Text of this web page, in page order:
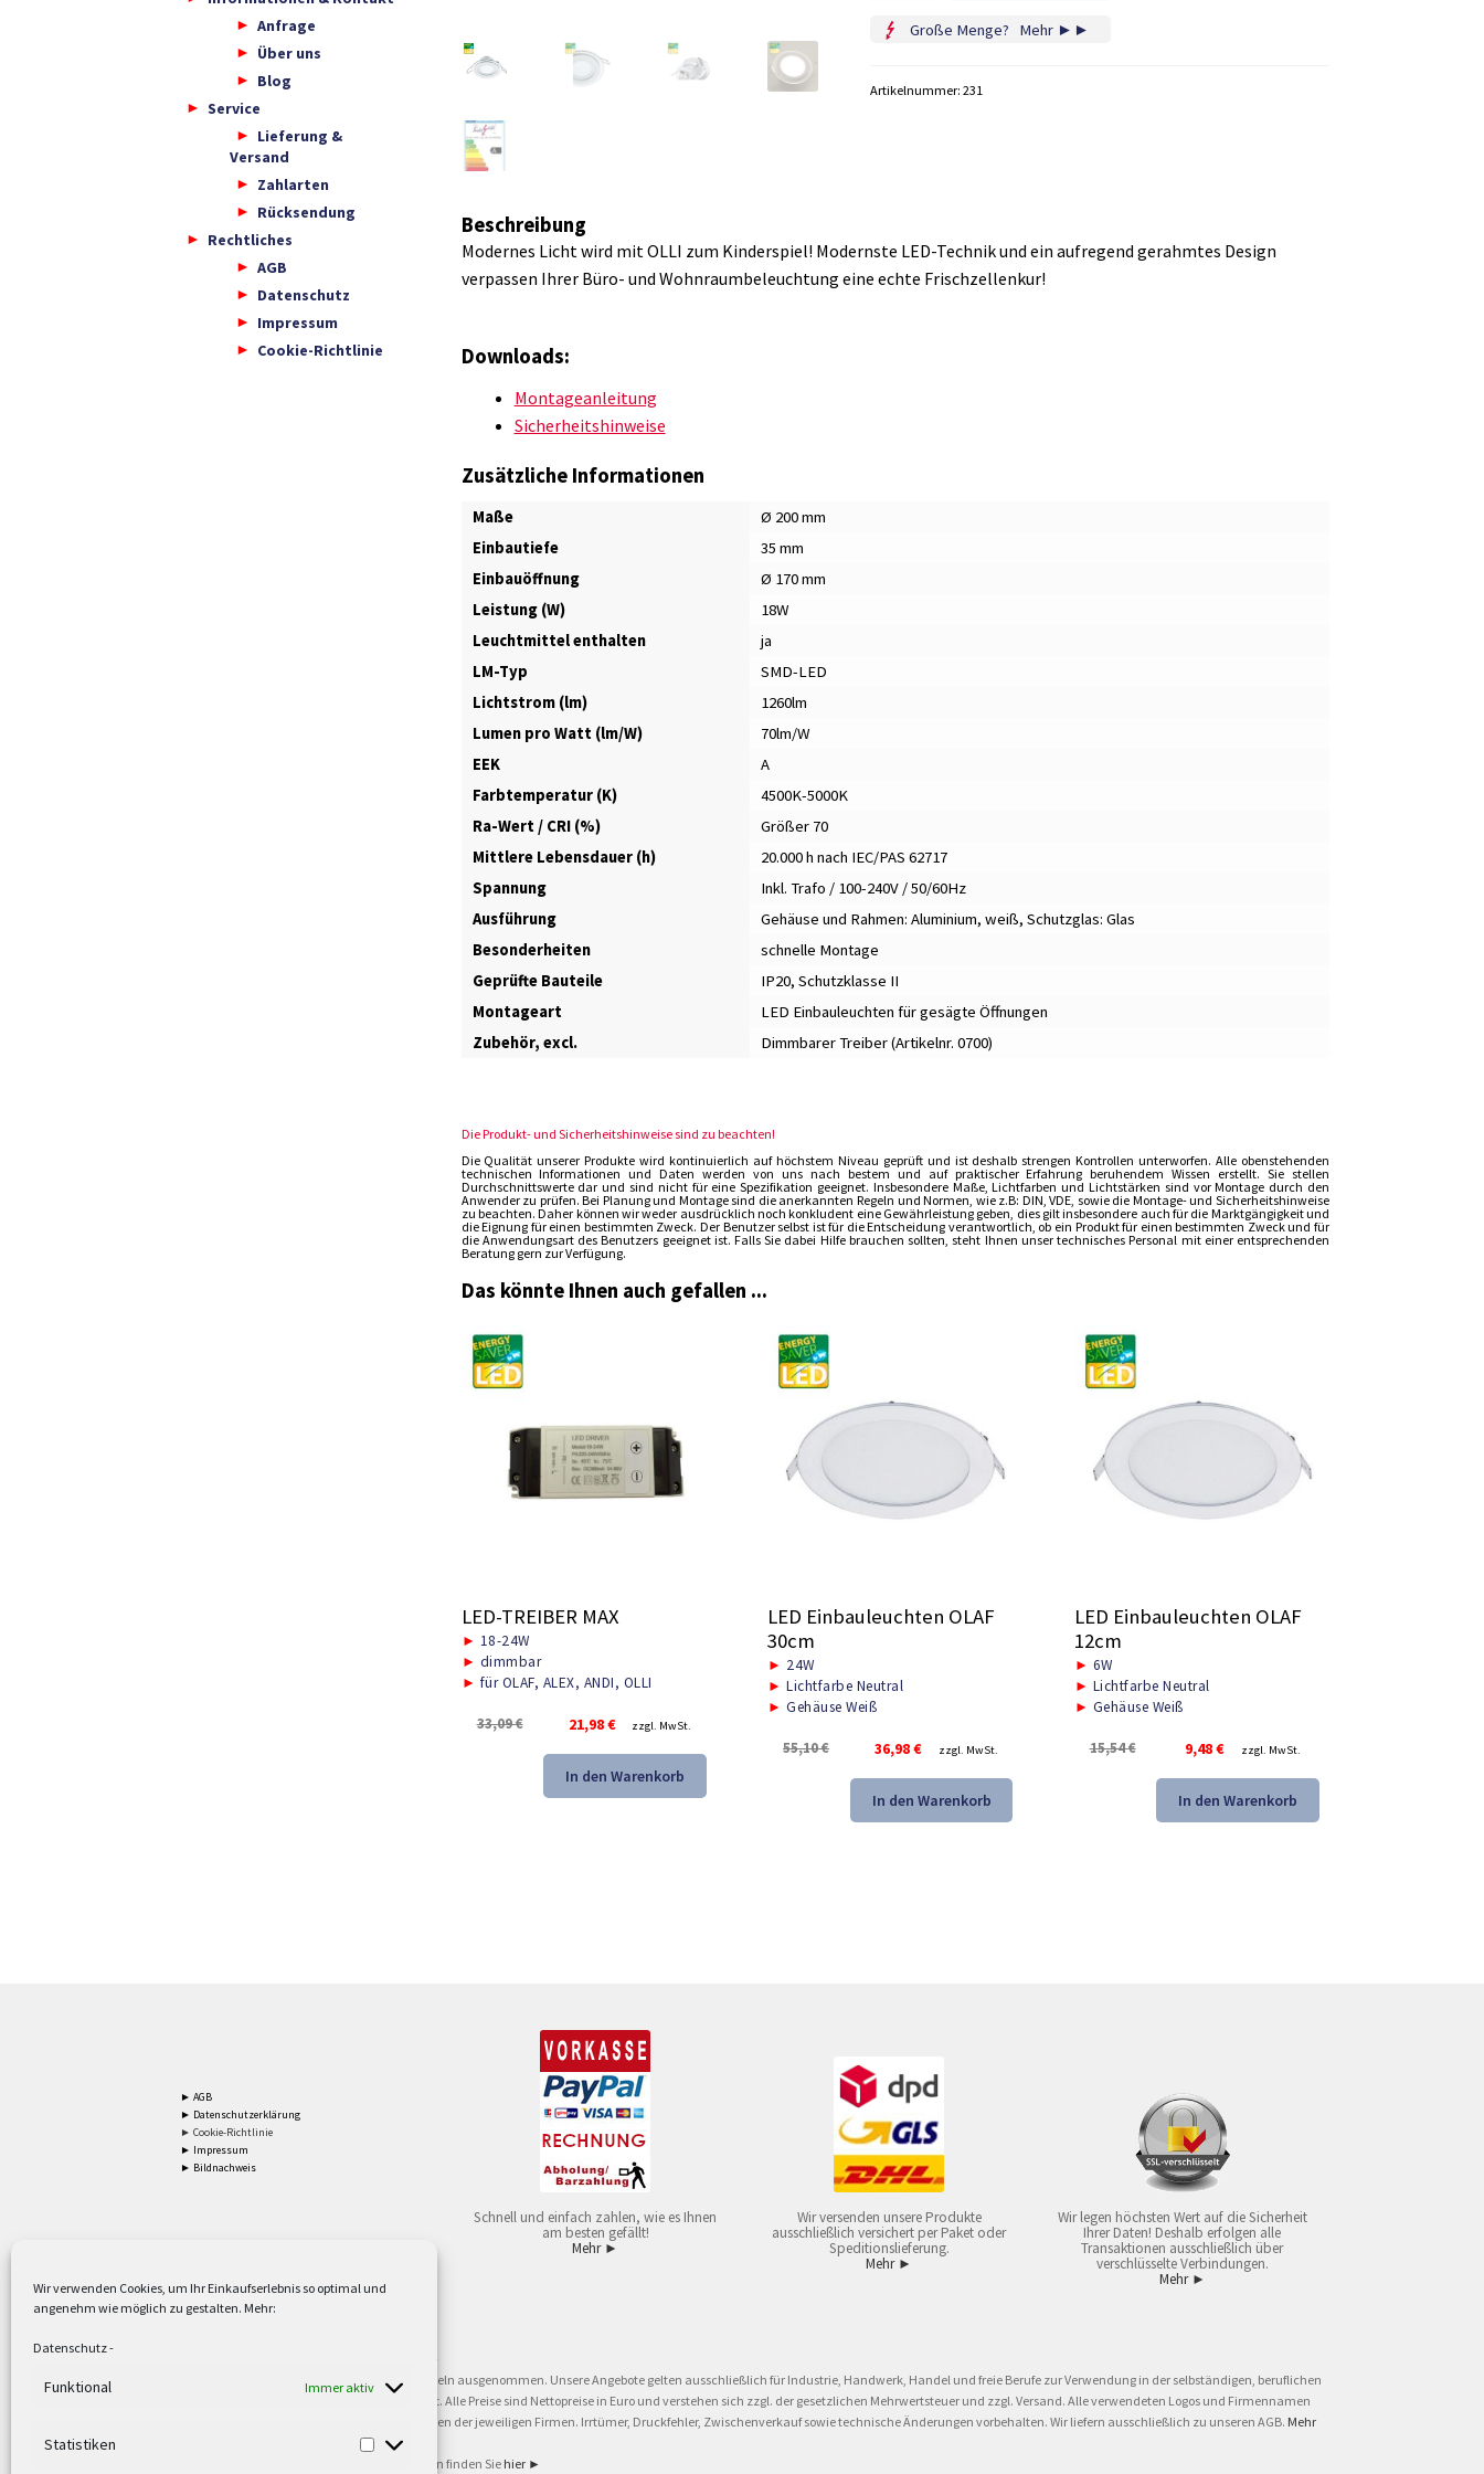
Wir verwenden Cookies, um Ihr Einkaufserlebnis so optimal und
angenehm wie möglich zu gestalten. Mehr:
Datenschutz-
Funktional Immer aktiv
Statistiken
20cm
Große Menge? Mehr ►►
Artikelnummer: 231
Beschreibung
Modernes Licht wird mit OLLI zum Kinderspiel! Modernste LED-Technik und ein aufregend gerahmtes Design
verpassen Ihrer Büro- und Wohnraumbeleuchtung eine echte Frischzellenkur!
Downloads:
Montageanleitung
Sicherheitshinweise
Zusätzliche Informationen
Maße
Ø 200 mm
Einbautiefe
35 mm
Einbauöffnung
Ø 170 mm
Leistung (W)
18W
Leuchtmittel enthalten
ja
LM-Typ
SMD-LED
Lichtstrom (lm)
1260lm
Lumen pro Watt (lm/W)
70lm/W
EEK
A
Farbtemperatur (K)
4500K-5000K
Ra-Wert / CRI (%)
Größer 70
Mittlere Lebensdauer (h)
20.000 h nach IEC/PAS 62717
Spannung
Inkl. Trafo / 100-240V / 50/60Hz
Ausführung
Gehäuse und Rahmen: Aluminium, weiß, Schutzglas: Glas
Besonderheiten
schnelle Montage
Geprüfte Bauteile
IP20, Schutzklasse II
Montageart
LED Einbauleuchten für gesägte Öffnungen
Zubehör, excl.
Dimmbarer Treiber (Artikelnr. 0700)
Die Produkt- und Sicherheitshinweise sind zu beachten!
Die Qualität unserer Produkte wird kontinuierlich auf höchstem Niveau geprüft und ist deshalb strengen Kontrollen unterworfen. Alle obenstehenden
technischen Informationen und Daten werden von uns nach bestem und auf praktischer Erfahrung beruhendem Wissen erstellt. Sie stellen
Durchschnittswerte dar und sind nicht für eine Spezifikation geeignet. Insbesondere Maße, Lichtfarben und Lichtstärken sind vor Montage durch den
Anwender zu prüfen. Bei Planung und Montage sind die anerkannten Regeln und Normen, wie z.B: DIN, VDE, sowie die Montage- und Sicherheitshinweise
zu beachten. Daher können wir weder ausdrücklich noch konkludent eine Gewährleistung geben, dies gilt insbesondere auch für die Marktgängigkeit und
die Eignung für einen bestimmten Zweck. Der Benutzer selbst ist für die Entscheidung verantwortlich, ob ein Produkt für einen bestimmten Zweck und für
die Anwendungsart des Benutzers geeignet ist. Falls Sie dabei Hilfe brauchen sollten, steht Ihnen unser technisches Personal mit einer entsprechenden
Beratung gern zur Verfügung.
Das könnte Ihnen auch gefallen ...
LED-TREIBER MAX
► 18-24W
► dimmbar
► für OLAF, ALEX, ANDI, OLLI
33,09€
Ursprünglicher
war:
33,09 €
21,98€
Aktueller
ist:
21,98 €.
zzgl. MwSt.
In den Warenkorb
LED Einbauleuchten OLAF
30cm
► 24W
► Lichtfarbe Neutral
► Gehäuse Weiß
55,10€
Ursprünglicher
war:
55,10 €
36,98€
Aktueller
ist:
36,98 €.
zzgl. MwSt.
In den Warenkorb
LED Einbauleuchten OLAF
12cm
► 6W
► Lichtfarbe Neutral
► Gehäuse Weiß
15,54€
Ursprünglicher
war:
15,54 €
9,48€
Aktueller
ist:
9,48 €.
zzgl. MwSt.
In den Warenkorb
Anfrage
Über uns
Blog
Service
Lieferung &
Versand
Zahlarten
Rücksendung
Rechtliches
AGB
Datenschutz
Impressum
Cookie-Richtlinie
► AGB
► Datenschutzerklärung
► Cookie-Richtlinie
► Impressum
► Bildnachweis
Schnell und einfach zahlen, wie es Ihnen
am besten gefällt!
Mehr ►
Wir versenden unsere Produkte
ausschließlich versichert per Paket oder
Speditionslieferung.
Mehr ►
Wir legen höchsten Wert auf die Sicherheit
Ihrer Daten! Deshalb erfolgen alle
Transaktionen ausschließlich über
verschlüsselte Verbindungen.
Mehr ►
Versandkostenfrei ab 59,90 € Nettowarenwert. Inseln ausgenommen. Unsere Angebote gelten ausschließlich für Industrie, Handwerk, Handel und freie Berufe zur Verwendung in der selbständigen, beruflichen
oder gewerblichen Tätigkeit. Kein Verkauf an privat. Alle Preise sind Nettopreise in Euro und verstehen sich zzgl. der gesetzlichen Mehrwertsteuer und zzgl. Versand. Alle verwendeten Logos und Firmennamen
sind Warenzeichen oder eingetragene Warenzeichen der jeweiligen Firmen. Irrtümer, Druckfehler, Zwischenverkauf sowie technische Änderungen vorbehalten. Wir liefern ausschließlich zu unseren AGB. Mehr
Weitere Informationen und Zahlungsbedingungen finden Sie hier ►